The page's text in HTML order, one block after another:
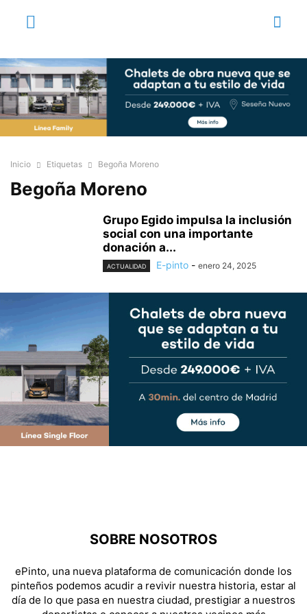
Inicio Etiquetas Begoña Moreno
Begoña Moreno
Grupo Egido impulsa la inclusión
social con una importante
donación a...
ACTUALIDAD E-pinto - enero 24, 2025
SOBRE NOSOTROS
ePinto, una nueva plataforma de comunicación donde los
pinteños podemos acudir a revivir nuestra historia, estar al
día de lo que pasa en nuestra ciudad, prestigiar a nuestros